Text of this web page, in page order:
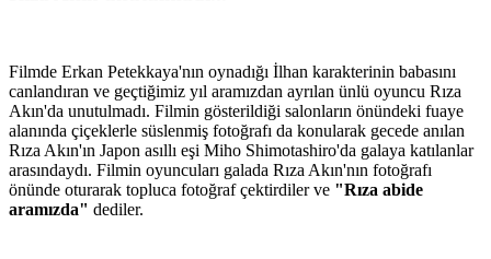
Filmde Erkan Petekkaya'nın oynadığı İlhan karakterinin babasını
canlandıran ve geçtiğimiz yıl aramızdan ayrılan ünlü oyuncu Rıza
Akın'da unutulmadı. Filmin gösterildiği salonların önündeki fuaye
alanında çiçeklerle süslenmiş fotoğrafı da konularak gecede anılan
Rıza Akın'ın Japon asıllı eşi Miho Shimotashiro'da galaya katılanlar
arasındaydı. Filmin oyuncuları galada Rıza Akın'nın fotoğrafı
önünde oturarak topluca fotoğraf çektirdiler ve "Rıza abide
aramızda" dediler.